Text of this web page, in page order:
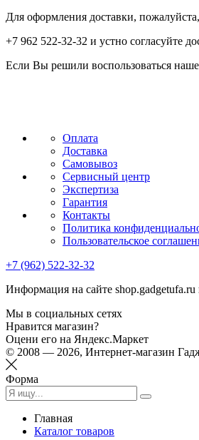
Для оформления доставки,
+7 962 522-32-32 и устно согласуйте
Если Вы решили воспользоваться
Оплата
Доставка
Самовывоз
Сервисный центр
Экспертиза
Гарантия
Контакты
Политика
Пользовательское
+7 (962) 522-32-32
Информация на сайте
Мы в социальных сетях
Нравится магазин?
Оцени его на Яндекс.Маркет
© 2008 — 2026, Интернет-магазин
Форма
Главная
Каталог товаров